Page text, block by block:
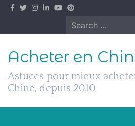
Skip
Search
for:
Acheter en
Astuces pour mieux
Chine, depuis 2010